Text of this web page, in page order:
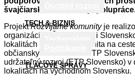
TECH & BIZNIS
TLAČOVÉ SPRÁVY
švajčiarsko-slovenskej
ProjektRozvíjame komunityje
organizáciou Člověk v tísni
lokalitách a projekt Komunita na
občianskym združením ETP
udržateľný rozvoj (ETP Slovensko) v
lokalitách na východnom Slovensku.